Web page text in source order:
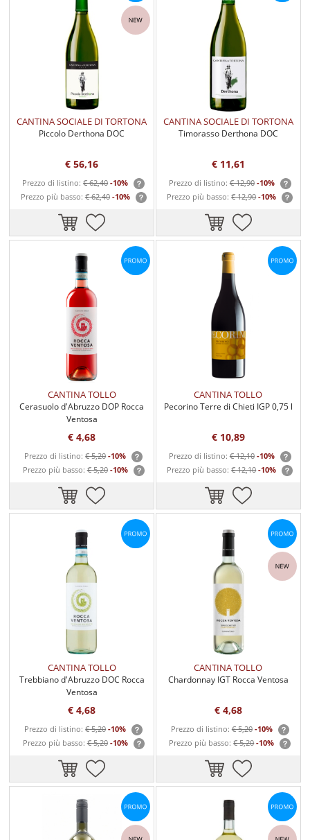
CANTINA SOCIALE DI TORTONA
Piccolo Derthona DOC
€ 56,16
Prezzo di listino:€ 62,40 -10%
Prezzo più basso:€ 62,40 -10%
CANTINA SOCIALE DI TORTONA
Timorasso Derthona DOC
€ 11,61
Prezzo di listino:€ 12,90 -10%
Prezzo più basso:€ 12,90 -10%
CANTINA TOLLO
Cerasuolo d'Abruzzo DOP Rocca
Ventosa
€ 4,68
Prezzo di listino:€ 5,20 -10%
Prezzo più basso:€ 5,20 -10%
CANTINA TOLLO
Pecorino Terre di Chieti IGP 0,75 l
€ 10,89
Prezzo di listino:€ 12,10 -10%
Prezzo più basso:€ 12,10 -10%
CANTINA TOLLO
Trebbiano d'Abruzzo DOC Rocca
Ventosa
€ 4,68
Prezzo di listino:€ 5,20 -10%
Prezzo più basso:€ 5,20 -10%
CANTINA TOLLO
Chardonnay IGT Rocca Ventosa
€ 4,68
Prezzo di listino:€ 5,20 -10%
Prezzo più basso:€ 5,20 -10%